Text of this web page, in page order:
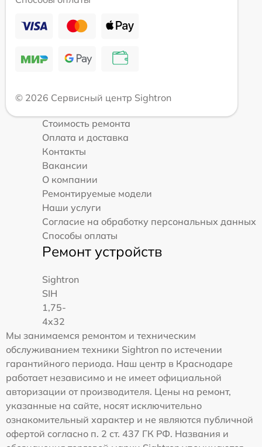
© 2026 Сервисный центр Sightron
Стоимость ремонта
Оплата и доставка
Контакты
Вакансии
О компании
Ремонтируемые модели
Наши услуги
Согласие на обработку персональных данных
Способы оплаты
Ремонт устройств
Sightron
SIH
1,75-
4x32
Мы занимаемся ремонтом и техническим
обслуживанием техники Sightron по истечении
гарантийного периода. Наш центр в Краснодаре
работает независимо и не имеет официальной
авторизации от производителя. Цены на ремонт,
указанные на сайте, носят исключительно
ознакомительный характер и не являются публичной
офертой согласно п. 2 ст. 437 ГК РФ. Названия и